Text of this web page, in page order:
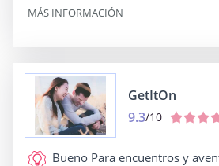
MÁS INFORMACIÓN
GetItOn
9.3/10
Bueno Para encuentros y